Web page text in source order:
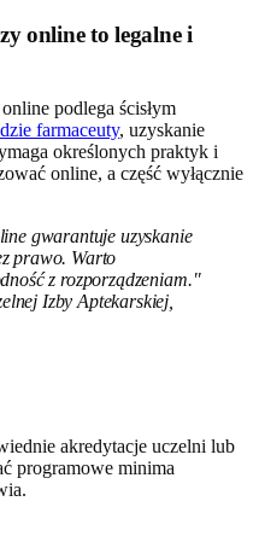
online to legalne i
podlega ścisłym
farmaceuty, uzyskanie
określonych praktyk i
online, a część wyłącznie
gwarantuje uzyskanie
prawo. Warto
z rozporządzeniam."
Izby Aptekarskiej,
akredytacje uczelni lub
programowe minima